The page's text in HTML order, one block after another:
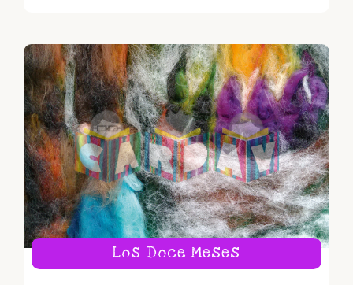
Los Doce Meses